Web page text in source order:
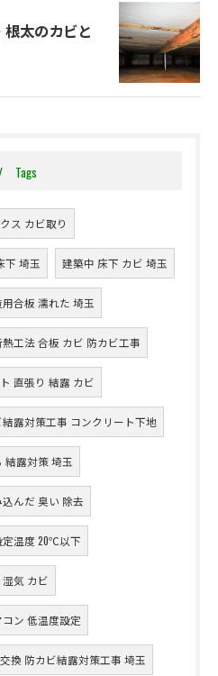
太のカビと
Tags
ス カビ取り
下 埼玉 建築中 床下 カビ 埼玉
合板 濡れた 埼玉
工法 合板 カビ 防カビ工事
直張り 結露 カビ
露対策工事 コンクリート下地
結露対策 埼玉
んだ 臭い 除去
定温度 20℃以下
気 カビ
ン 低温度設定
換 防カビ結露対策工事 埼玉